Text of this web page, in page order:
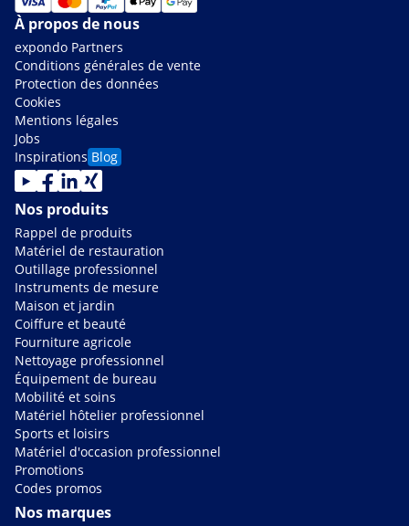
À propos de nous
expondo Partners
Conditions générales de vente
Protection des données
Cookies
Mentions légales
Jobs
Inspirations Blog
Nos produits
Rappel de produits
Matériel de restauration
Outillage professionnel
Instruments de mesure
Maison et jardin
Coiffure et beauté
Fourniture agricole
Nettoyage professionnel
Équipement de bureau
Mobilité et soins
Matériel hôtelier professionnel
Sports et loisirs
Matériel d'occasion professionnel
Promotions
Codes promos
Nos marques